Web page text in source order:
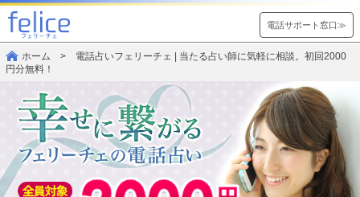
電話サポート窓口≫
ホーム > 電話占いフェリーチェ | 当たる占い師に気軽に相談。初回2000
円分無料！